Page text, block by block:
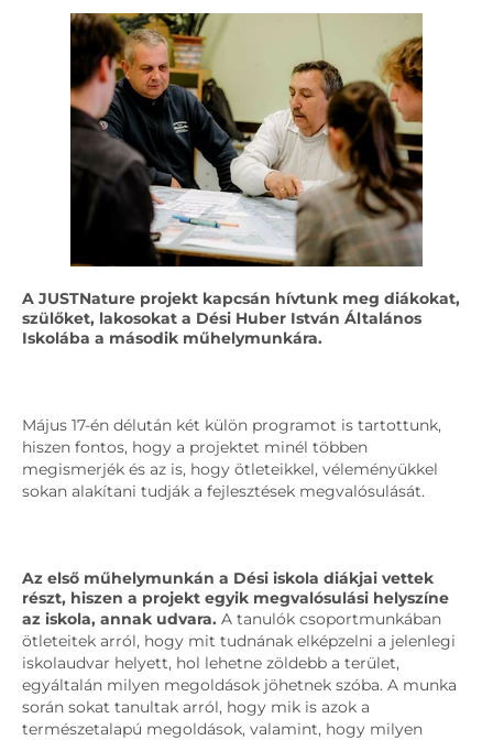
A JUSTNature projekt kapcsán hívtunk meg diákokat,
szülőket, lakosokat a Dési Huber István Általános
Iskolába a második műhelymunkára.
Május 17-én délután két külön programot is tartottunk,
hiszen fontos, hogy a projektet minél többen
megismerjék és az is, hogy ötleteikkel, véleményükkel
sokan alakítani tudják a fejlesztések megvalósulását.
Az első műhelymunkán a Dési iskola diákjai vettek
részt, hiszen a projekt egyik megvalósulási helyszíne
az iskola, annak udvara. A tanulók csoportmunkában
ötleteitek arról, hogy mit tudnának elképzelni a jelenlegi
iskolaudvar helyett, hol lehetne zöldebb a terület,
egyáltalán milyen megoldások jöhetnek szóba. A munka
során sokat tanultak arról, hogy mik is azok a
természetalapú megoldások, valamint, hogy milyen